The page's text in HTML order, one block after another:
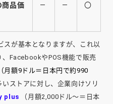
商品価
― ― 〇
が基本となりますが、これ以
FacebookやPOS機能で販売
（月額9ドル＝日本円で約990
ストアに対し、企業向けソリ
plus （月額2,000ドル～＝日本